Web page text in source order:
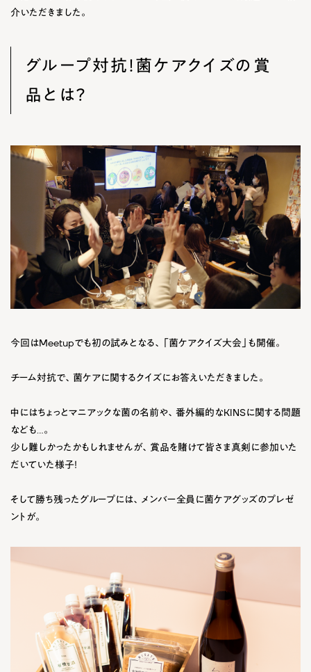
介いただきました。
グループ対抗！菌ケアクイズの賞
品とは？
今回はMeetupでも初の試みとなる、「菌ケアクイズ大会」も開催。
チーム対抗で、菌ケアに関するクイズにお答えいただきました。
中にはちょっとマニアックな菌の名前や、番外編的なKINSに関する問題
なども…。
少し難しかったかもしれませんが、賞品を賭けて皆さま真剣に参加いた
だいていた様子！
そして勝ち残ったグループには、メンバー全員に菌ケアグッズのプレゼ
ントが。